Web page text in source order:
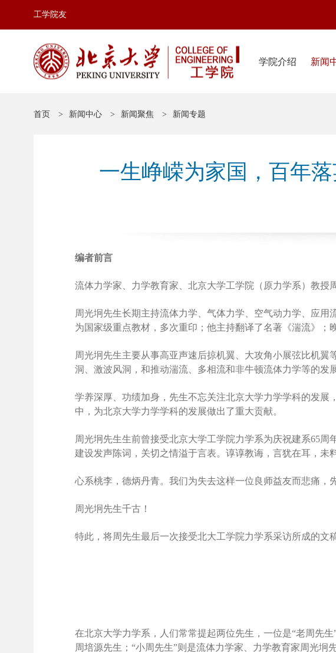
工学院友
学院介绍 新闻
首页 新闻中心 新闻聚焦 新闻专题
一生峥嵘为家国，百年
编者前言
流体力学家、力学教育家、北京大学工学院（原力学系）教授
周光坰先生长期主持流体力学、气体力学、空气动力学、应
为国家级重点教材，多次重印；他主持翻译了名著《湍流》；
周光坰先生主要从事高亚声速后掠机翼、大攻角小展弦比机
洞、激波风洞，和推动湍流、多相流和非牛顿流体力学等的发
学养深厚、功绩加身，先生不忘关注北京大学力学学科的发展
中，为北京大学力学学科的发展做出了重大贡献。
周光坰先生生前曾接受北京大学工学院力学系为庆祝建系65
建设发声陈词，关切之情溢于言表。谆谆教诲，言犹在耳，未
心系桃李，德炳丹青。我们为失去这样一位良师益友而悲痛，
周光坰先生千古！
特此，将周先生最后一次接受北大工学院力学系采访所成的文
在北京大学力学系，人们常常提起两位先生，一位是“老周先
周培源先生；“小周先生”则是流体力学家、力学教育家周光坰先